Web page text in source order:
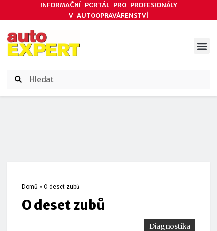
INFORMAČNÍ PORTÁL PRO PROFESIONÁLY
V AUTOOPRAVÁRENSTVÍ
Domů » O deset zubů
O deset zubů
Diagnostika